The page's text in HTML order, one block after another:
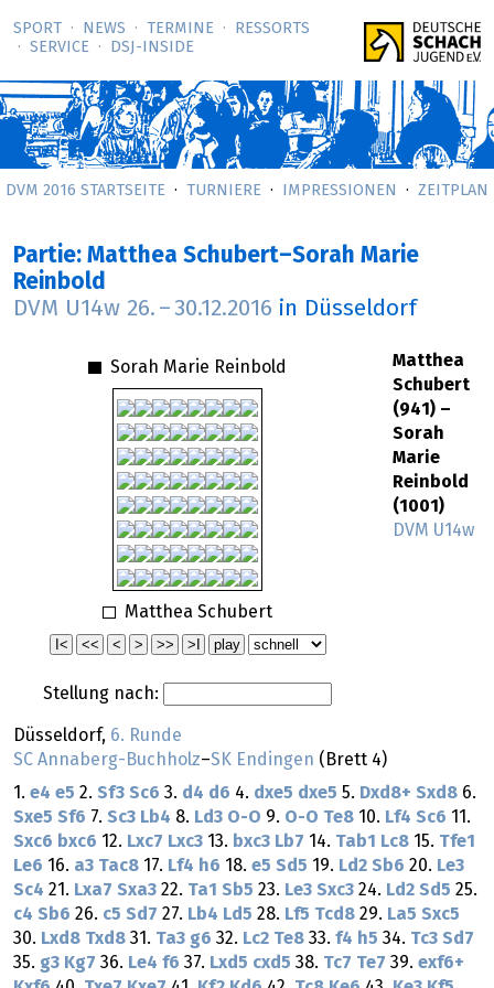
SPORT NEWS TERMINE
RESSORTS
SERVICE
DSJ-­INSIDE
DVM 2016 STARTSEITE TURNIERE IMPRESSIONEN ZEITPLAN
Partie: Matthea Schubert–Sorah Marie
Reinbold
DVM U14w 26. – 30.12.2016 in Düsseldorf
Sorah Marie Reinbold
Matthea Schubert
Stellung nach:
Matthea
Schubert
(941) –
Sorah
Marie
Reinbold
(1001)
DVM U14w
Düsseldorf, 6. Runde
SC Annaberg-Buchholz–SK Endingen (Brett 4)
1. e4 e5 2. Sf3 Sc6 3. d4 d6 4. dxe5 dxe5 5. Dxd8+ Sxd8 6.
Sxe5 Sf6 7. Sc3 Lb4 8. Ld3 O-O 9. O-O Te8 10. Lf4 Sc6 11.
Sxc6 bxc6 12. Lxc7 Lxc3 13. bxc3 Lb7 14. Tab1 Lc8 15. Tfe1
Le6 16. a3 Tac8 17. Lf4 h6 18. e5 Sd5 19. Ld2 Sb6 20. Le3
Sc4 21. Lxa7 Sxa3 22. Ta1 Sb5 23. Le3 Sxc3 24. Ld2 Sd5 25.
c4 Sb6 26. c5 Sd7 27. Lb4 Ld5 28. Lf5 Tcd8 29. La5 Sxc5
30. Lxd8 Txd8 31. Ta3 g6 32. Lc2 Te8 33. f4 h5 34. Tc3 Sd7
35. g3 Kg7 36. Le4 f6 37. Lxd5 cxd5 38. Tc7 Te7 39. exf6+